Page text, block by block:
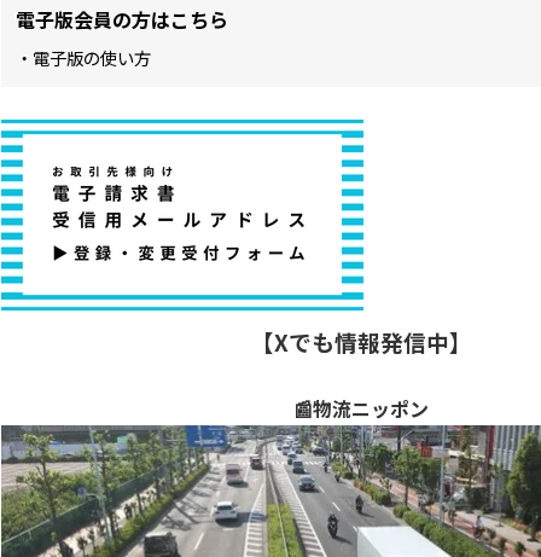
電子版会員の方はこちら
・電子版の使い方
【Xでも情報発信中】
📰物流ニッポン